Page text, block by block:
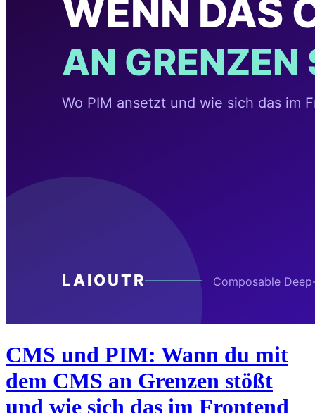
CMS und PIM: Wann du mit
dem CMS an Grenzen stößt
und wie sich das im Frontend